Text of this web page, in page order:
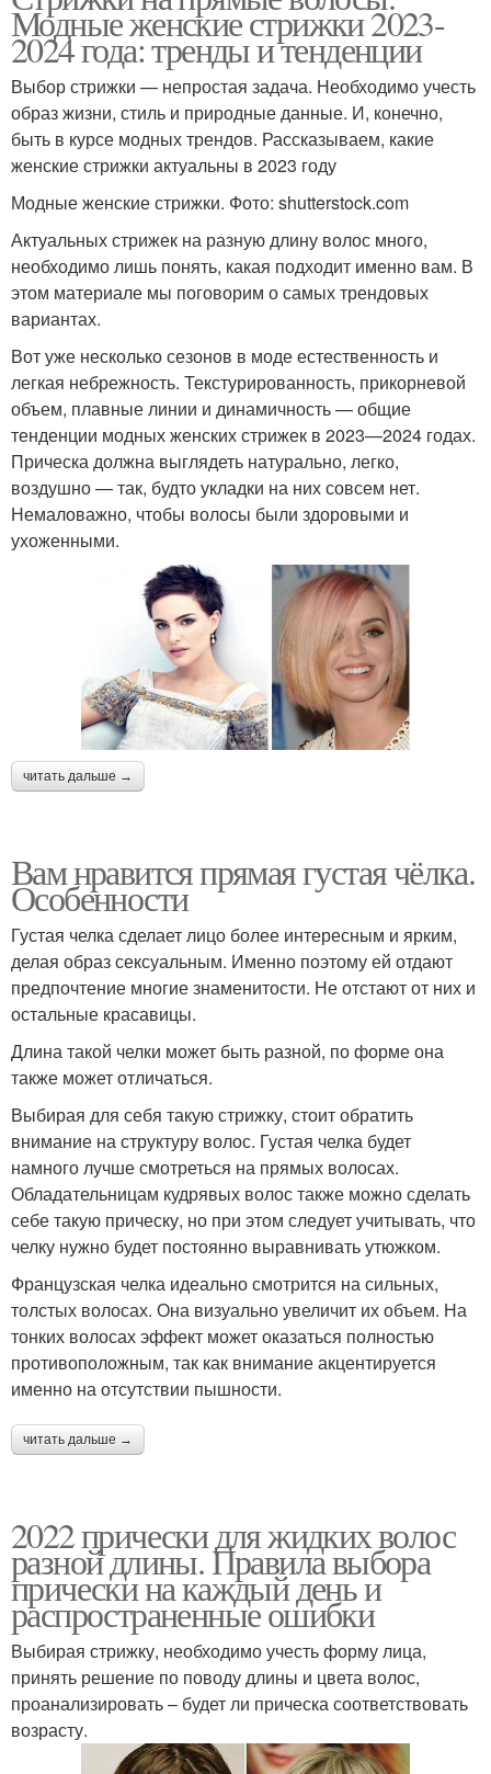
Модные женские стрижки 2023-
2024 года: тренды и тенденции
Выбор стрижки — непростая задача. Необходимо учесть
образ жизни, стиль и природные данные. И, конечно,
быть в курсе модных трендов. Рассказываем, какие
женские стрижки актуальны в 2023 году
Модные женские стрижки. Фото: shutterstock.com
Актуальных стрижек на разную длину волос много,
необходимо лишь понять, какая подходит именно вам. В
этом материале мы поговорим о самых трендовых
вариантах.
Вот уже несколько сезонов в моде естественность и
легкая небрежность. Текстурированность, прикорневой
объем, плавные линии и динамичность — общие
тенденции модных женских стрижек в 2023—2024 годах.
Прическа должна выглядеть натурально, легко,
воздушно — так, будто укладки на них совсем нет.
Немаловажно, чтобы волосы были здоровыми и
ухоженными.
читать дальше →
Вам нравится прямая густая чёлка.
Особенности
Густая челка сделает лицо более интересным и ярким,
делая образ сексуальным. Именно поэтому ей отдают
предпочтение многие знаменитости. Не отстают от них и
остальные красавицы.
Длина такой челки может быть разной, по форме она
также может отличаться.
Выбирая для себя такую стрижку, стоит обратить
внимание на структуру волос. Густая челка будет
намного лучше смотреться на прямых волосах.
Обладательницам кудрявых волос также можно сделать
себе такую прическу, но при этом следует учитывать, что
челку нужно будет постоянно выравнивать утюжком.
Французская челка идеально смотрится на сильных,
толстых волосах. Она визуально увеличит их объем. На
тонких волосах эффект может оказаться полностью
противоположным, так как внимание акцентируется
именно на отсутствии пышности.
читать дальше →
2022 прически для жидких волос
разной длины. Правила выбора
прически на каждый день и
распространенные ошибки
Выбирая стрижку, необходимо учесть форму лица,
принять решение по поводу длины и цвета волос,
проанализировать – будет ли прическа соответствовать
возрасту.